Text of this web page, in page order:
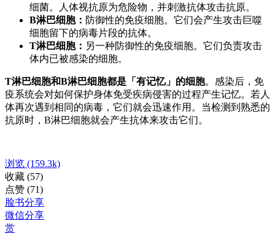
细菌。人体视抗原为危险物，并刺激抗体攻击抗原。
B淋巴细胞： 防御性的免疫细胞。它们会产生攻击巨噬
细胞留下的病毒片段的抗体。
T淋巴细胞： 另一种防御性的免疫细胞。它们负责攻击
体内已被感染的细胞。
T淋巴细胞和B淋巴细胞都是「有记忆」的细胞。感染后，免
疫系统会对如何保护身体免受疾病侵害的过程产生记忆。若人
体再次遇到相同的病毒，它们就会迅速作用。当检测到熟悉的
抗原时，B淋巴细胞就会产生抗体来攻击它们。
浏览 (159.3k)
收藏 (57)
点赞 (71)
脸书分享
微信分享
赏